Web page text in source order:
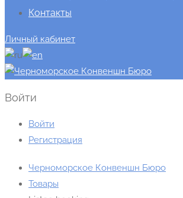
Контакты
Личный кабинет
Войти
Войти
Регистрация
Черноморское Конвеншн Бюро
Товары